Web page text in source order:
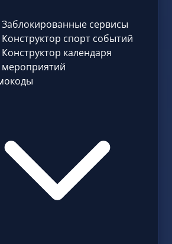
Заблокированные сервисы
Конструктор спорт событий
Конструктор календаря
мероприятий